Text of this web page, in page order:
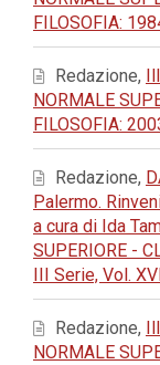
FILOSOFIA:
Redazione,
NORMALE
FILOSOFIA:
Redazione,
Palermo.
a cura di Ida
SUPERIORE -
III Serie, Vol.
Redazione,
NORMALE